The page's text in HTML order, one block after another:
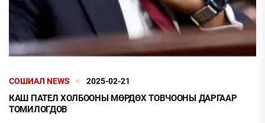
СОШИАЛ NEWS 2025-02-21
КАШ ПАТЕЛ ХОЛБООНЫ МӨРДӨХ ТОВЧООНЫ ДАРГААР
ТОМИЛОГДОВ